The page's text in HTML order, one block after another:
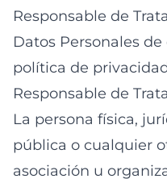
Responsable de
Datos Personales
política de
Responsable de
La persona física,
pública o cualquier
asociación u